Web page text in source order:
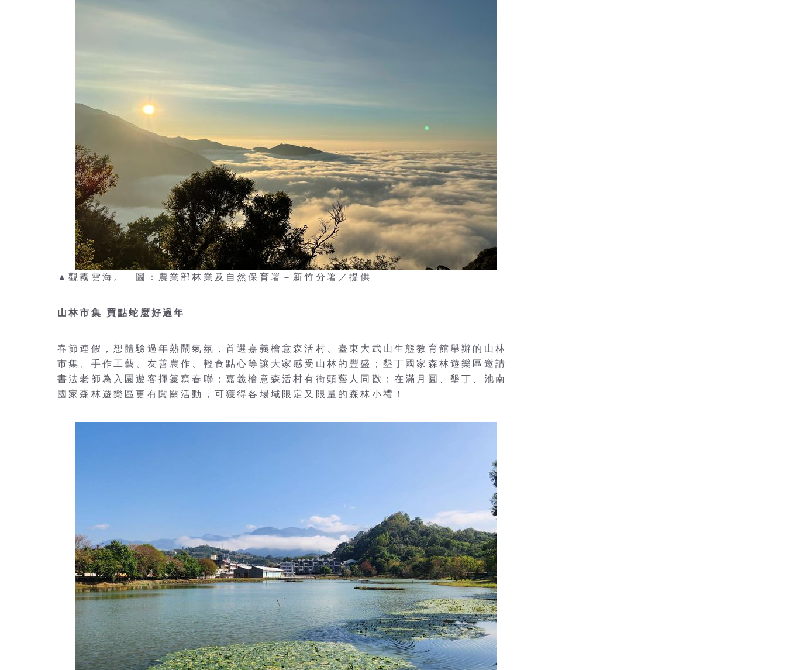
▲觀霧雲海。 圖：農業部林業及自然保育署－新竹分署／提供
山林市集 買點蛇麼好過年
春節連假，想體驗過年熱鬧氣氛，首選嘉義檜意森活村、臺東大武山生態教育館舉辦的山林
市集、手作工藝、友善農作、輕食點心等讓大家感受山林的豐盛；墾丁國家森林遊樂區邀請
書法老師為入園遊客揮籇寫春聯；嘉義檜意森活村有街頭藝人同歡；在滿月圓、墾丁、池南
國家森林遊樂區更有闖關活動，可獲得各場域限定又限量的森林小禮！